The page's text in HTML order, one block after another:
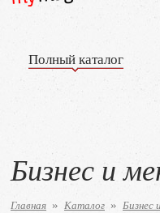
Полный каталог
Бизнес и
Главная » Каталог » Бизнес